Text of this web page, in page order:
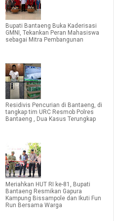
Bupati Bantaeng Buka Kaderisasi
GMNI, Tekankan Peran Mahasiswa
sebagai Mitra Pembangunan
Residivis Pencurian di Bantaeng, di
tangkap tim URC Resmob Polres
Bantaeng , Dua Kasus Terungkap
Meriahkan HUT RI ke-81, Bupati
Bantaeng Resmikan Gapura
Kampung Bissampole dan Ikuti Fun
Run Bersama Warga